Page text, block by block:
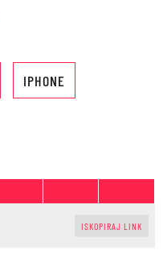
IPHONE
ISKOPIRAJ LINK